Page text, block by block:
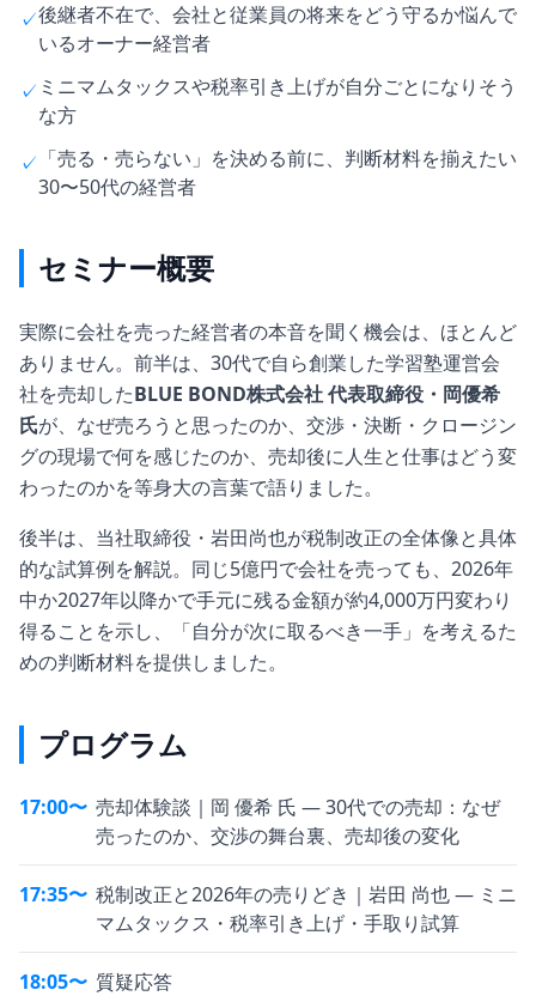
✓後継者不在で、会社と従業員の将来をどう守るか悩んで
いるオーナー経営者
✓ ミニマムタックスや税率引き上げが自分ごとになりそう
な方
✓ 「売る・売らない」を決める前に、判断材料を揃えたい
30〜50代の経営者
セミナー概要
実際に会社を売った経営者の本音を聞く機会は、ほとんど
ありません。前半は、30代で自ら創業した学習塾運営会
社を売却したBLUE BOND株式会社 代表取締役・岡優希
氏が、なぜ売ろうと思ったのか、交渉・決断・クロージン
グの現場で何を感じたのか、売却後に人生と仕事はどう変
わったのかを等身大の言葉で語りました。
後半は、当社取締役・岩田尚也が税制改正の全体像と具体
的な試算例を解説。同じ5億円で会社を売っても、2026年
中か2027年以降かで手元に残る金額が約4,000万円変わり
得ることを示し、「自分が次に取るべき一手」を考えるた
めの判断材料を提供しました。
プログラム
17:00〜 売却体験談｜岡 優希 氏 — 30代での売却：なぜ
売ったのか、交渉の舞台裏、売却後の変化
17:35〜 税制改正と2026年の売りどき｜岩田 尚也 — ミニ
マムタックス・税率引き上げ・手取り試算
18:05〜 質疑応答